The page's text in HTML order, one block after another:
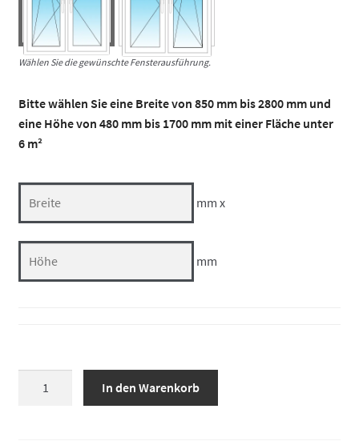
Wählen Sie die gewünschte Fensterausführung.
Bitte wählen Sie eine Breite von 850 mm bis 2800 mm und
eine Höhe von 480 mm bis 1700 mm mit einer Fläche unter
6 m²
mm x
mm
In den Warenkorb